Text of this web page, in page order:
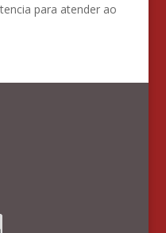
para atender ao